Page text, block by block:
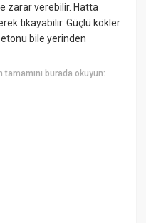
zarar verebilir. Hatta
tıkayabilir. Güçlü kökler
bile yerinden
tamamını burada okuyun: